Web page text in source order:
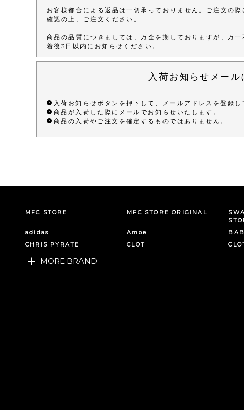
お客様都合による返品は一切承っておりません。ご注文の
確認の上、ご注文ください。
商品の品質につきましては、万全を期しておりますが、万
着後3日以内にお知らせください。
入荷お知らせメール
入荷お知らせボタンを押下して、メールアドレスを登録し
商品が入荷した際にメールでお知らせいたします。
商品の入荷やご注文を確定するものではありません。
MFC STORE MFC STORE ORIGINAL
adidas Amoe
CHRIS PYRATE
CLOT
MORE BRAND